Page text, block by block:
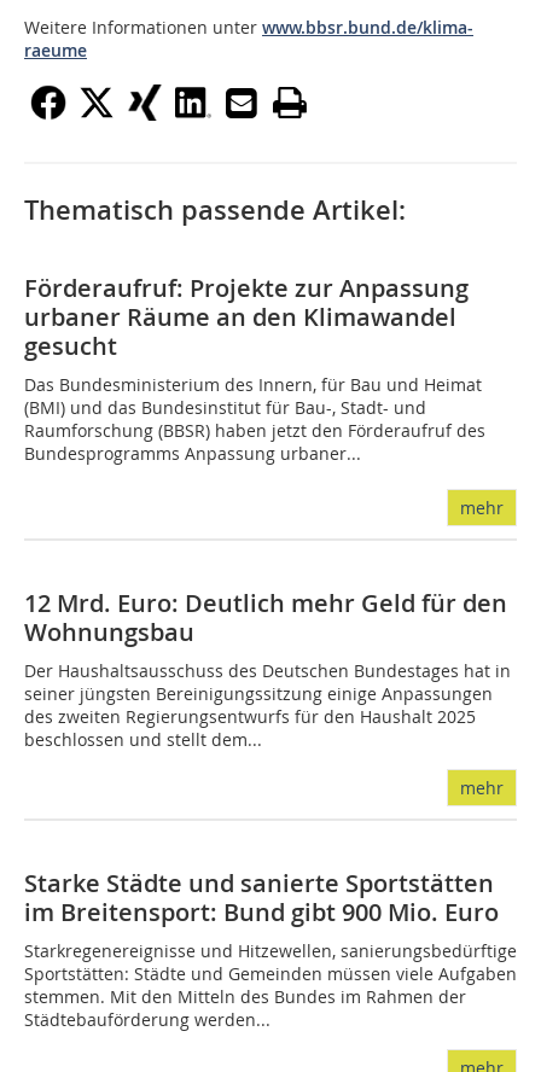
Weitere Informationen unter www.bbsr.bund.de/klima-
raeume
Thematisch passende Artikel:
Förderaufruf: Projekte zur Anpassung
urbaner Räume an den Klimawandel
gesucht
Das Bundesministerium des Innern, für Bau und Heimat
(BMI) und das Bundesinstitut für Bau-, Stadt- und
Raumforschung (BBSR) haben jetzt den Förderaufruf des
Bundesprogramms Anpassung urbaner...
mehr
12 Mrd. Euro: Deutlich mehr Geld für den
Wohnungsbau
Der Haushaltsausschuss des Deutschen Bundestages hat in
seiner jüngsten Bereinigungssitzung einige Anpassungen
des zweiten Regierungsentwurfs für den Haushalt 2025
beschlossen und stellt dem...
mehr
Starke Städte und sanierte Sportstätten
im Breitensport: Bund gibt 900 Mio. Euro
Starkregenereignisse und Hitzewellen, sanierungsbedürftige
Sportstätten: Städte und Gemeinden müssen viele Aufgaben
stemmen. Mit den Mitteln des Bundes im Rahmen der
Städtebauförderung werden...